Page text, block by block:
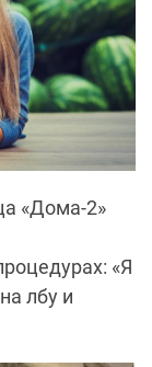
«Дома-2»
«Я
лбу и